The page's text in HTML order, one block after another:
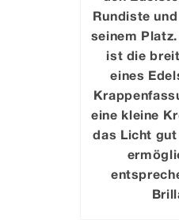
Rundiste
seinem
ist die
eines
eine kleine
das Licht